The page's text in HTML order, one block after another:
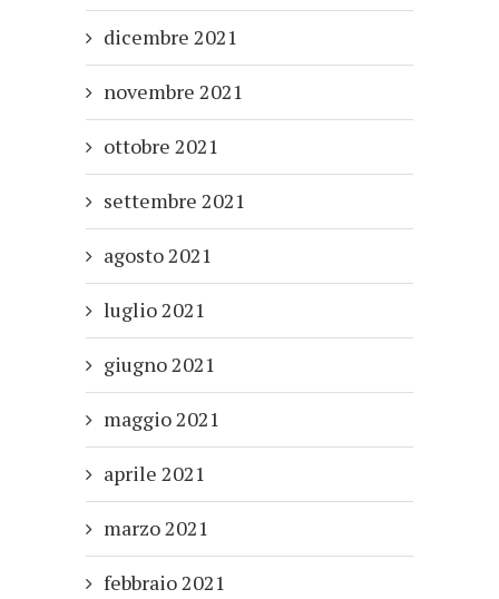
dicembre 2021
novembre 2021
ottobre 2021
settembre 2021
agosto 2021
luglio 2021
giugno 2021
maggio 2021
aprile 2021
marzo 2021
febbraio 2021